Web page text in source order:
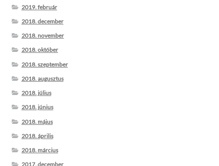
2019. február
2018. december
2018. november
2018. október
2018. szeptember
2018. augusztus
2018. július
2018. június
2018. május
2018. április
2018. március
2017. december